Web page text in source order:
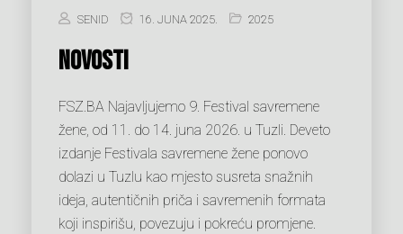
SENID 16. JUNA 2025. 2025
NOVOSTI
FSZ.BA Najavljujemo 9. Festival savremene
žene, od 11. do 14. juna 2026. u Tuzli. Deveto
izdanje Festivala savremene žene ponovo
dolazi u Tuzlu kao mjesto susreta snažnih
ideja, autentičnih priča i savremenih formata
koji inspirišu, povezuju i pokreću promjene.